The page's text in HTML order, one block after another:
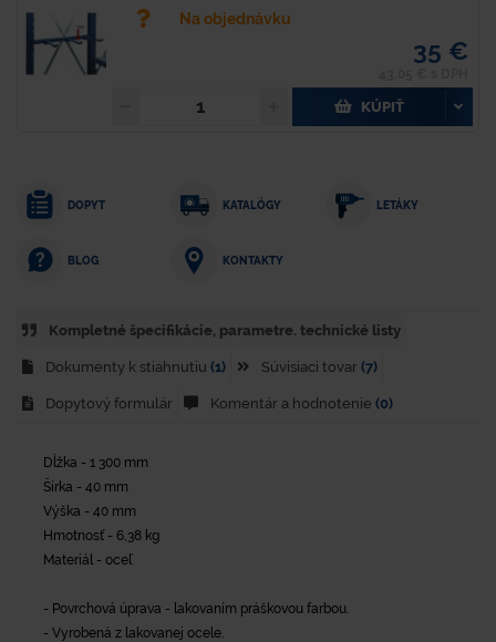
Na objednávku
35 €
KÚPIŤ
DOPYT KATALÓGY LETÁKY
BLOG KONTAKTY
Kompletné špecifikácie, parametre. technické listy
Dokumenty k stiahnutiu (1) Súvisiaci tovar (7)
Dopytový formulár Komentár a hodnotenie (0)
Dĺžka - 1 300 mm
Šírka - 40 mm
Výška - 40 mm
Hmotnosť - 6,38 kg
Materiál - oceľ
- Povrchová úprava - lakovaním práškovou farbou.
- Vyrobená z lakovanej ocele.